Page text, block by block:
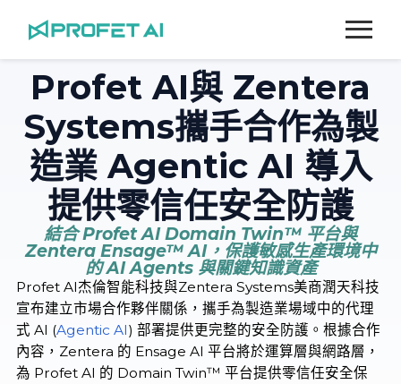
Profet AI與 Zentera
Systems攜手合作為製
造業 Agentic AI 導入
提供零信任安全防護
結合 Profet AI Domain Twin™ 平台與
Zentera Ensage™ AI，保護敏感生產環境中
的 AI Agents 與關鍵知識資產
Profet AI杰倫智能科技與Zentera Systems美商潤天科技
宣布建立市場合作夥伴關係，攜手為製造業場域中的代理
式 AI (Agentic AI) 部署提供更完整的安全防護。根據合作
內容，Zentera 的 Ensage AI 平台將於運算層與網路層，
為 Profet AI 的 Domain Twin™ 平台提供零信任安全保